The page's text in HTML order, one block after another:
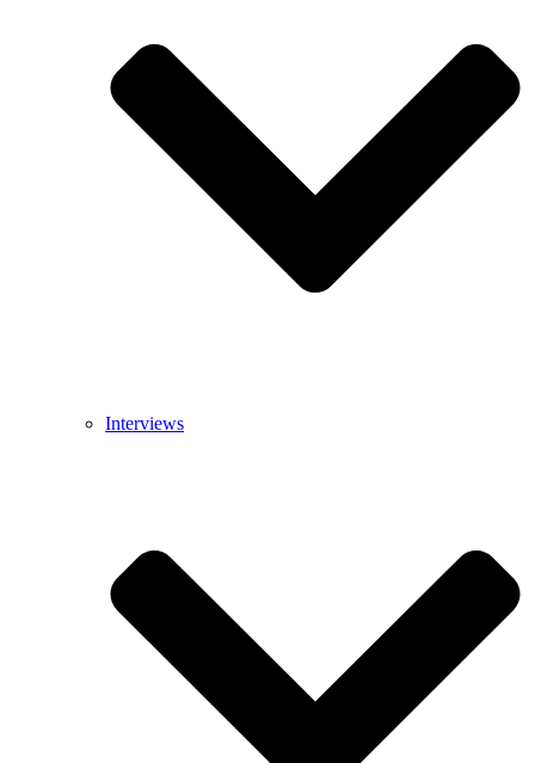
Interviews